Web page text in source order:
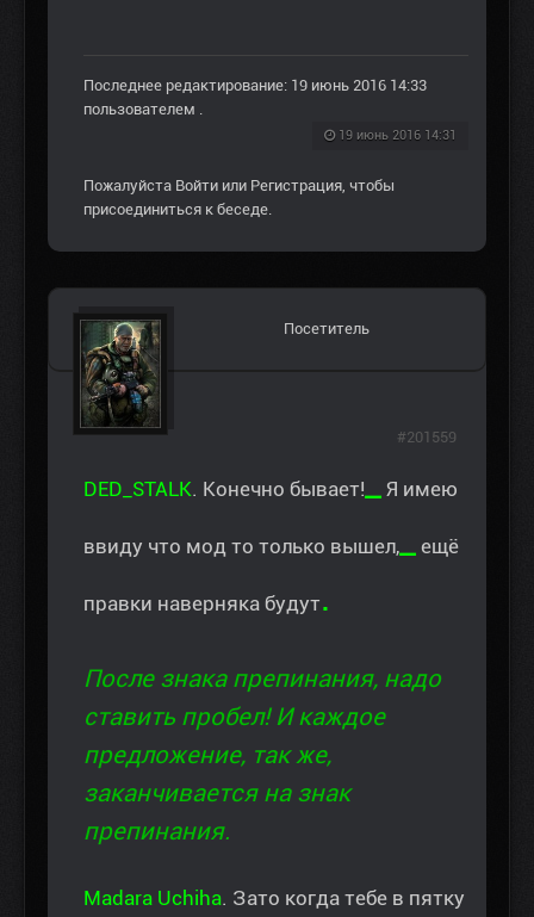
Последнее редактирование: 19 июнь 2016 14:33
пользователем .
19 июнь 2016 14:31
Пожалуйста Войти или Регистрация, чтобы
присоединиться к беседе.
Посетитель
DED_STALK. Конечно бывает!_ Я имею
ввиду что мод то только вышел,_ ещё
правки наверняка будут.
После знака препинания, надо
ставить пробел! И каждое
предложение, так же,
заканчивается на знак
препинания.
Madara Uchiha. Зато когда тебе в пятку
#201559